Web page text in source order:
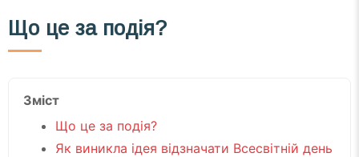
Що це за подія?
Зміст
Що це за подія?
Як виникла ідея відзначати Всесвітній день